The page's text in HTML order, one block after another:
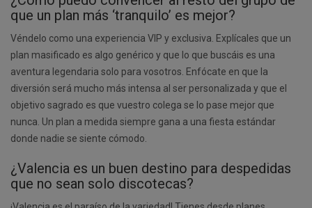
que un plan más ‘tranquilo’ es mejor?
Véndelo como una experiencia VIP y exclusiva. Explícales que un
plan masificado es algo genérico y que lo que buscáis es una
aventura legendaria solo para vosotros. Enfócate en que la
diversión será mucho más intensa al ser personalizada y que el
objetivo sagrado es que vuestro colega se lo pase mejor que
nunca. Un plan a medida siempre gana a una fiesta estándar
donde nadie se siente cómodo.
¿Valencia es un buen destino para despedidas
que no sean solo discotecas?